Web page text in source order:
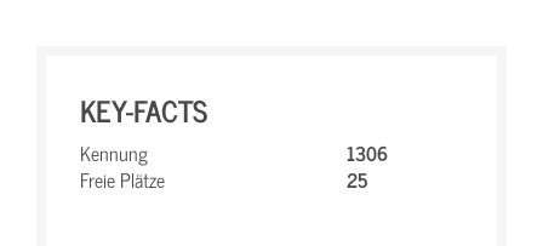
KEY-FACTS
Kennung
1306
Freie Plätze
25